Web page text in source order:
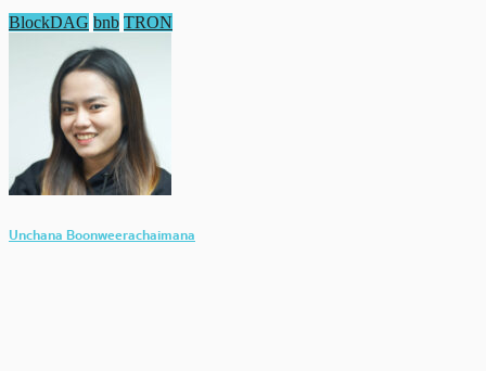
BlockDAG bnb TRON
Unchana Boonweerachaimana